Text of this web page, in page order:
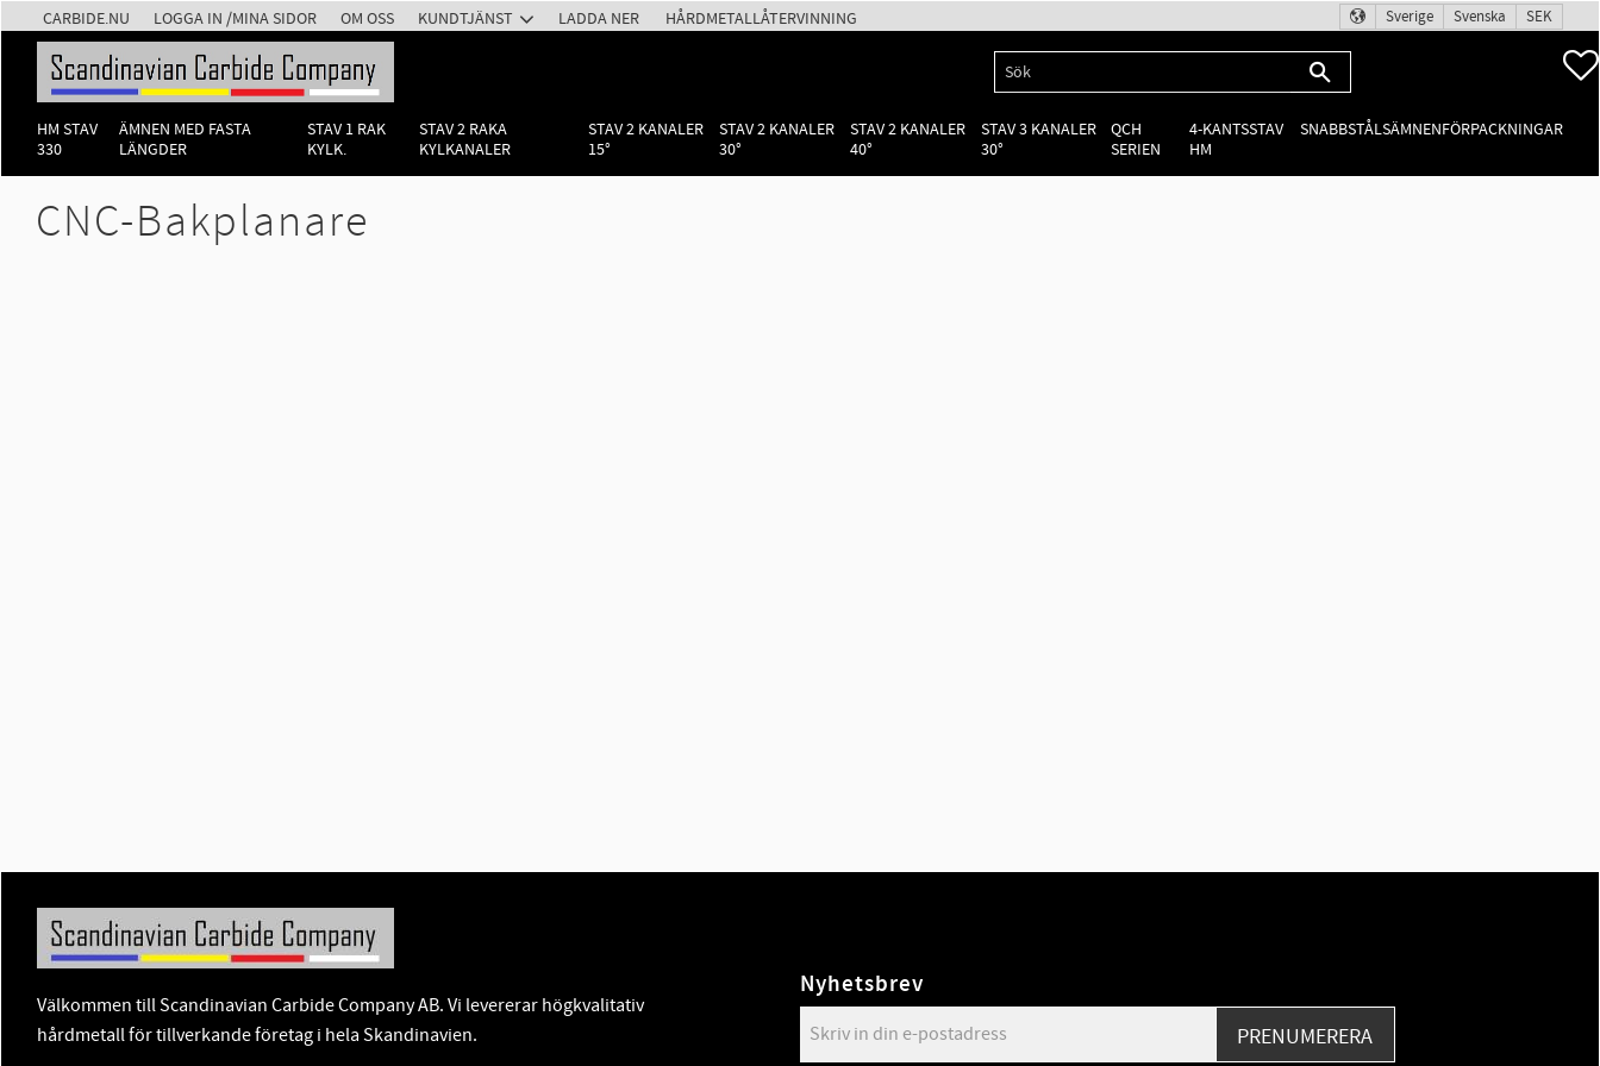
CARBIDE.NU LOGGA IN /MINA SIDOR OM OSS KUNDTJÄNST LADDA NER HÅRDMETALLÅTERVINNING Sverige Svenska SEK
HM STAV
330
ÄMNEN MED FASTA
LÄNGDER
STAV 1 RAK
KYLK.
STAV 2 RAKA
KYLKANALER
STAV 2 KANALER
15°
STAV 2 KANALER
30°
STAV 2 KANALER
40°
STAV 3 KANALER
30°
QCH
SERIEN
4-KANTSSTAV
HM
SNABBSTÅLSÄMNENFÖRPACKNINGAR
CNC-Bakplanare
Välkommen till Scandinavian Carbide Company AB. Vi levererar högkvalitativ
hårdmetall för tillverkande företag i hela Skandinavien.
Nyhetsbrev
PRENUMERERA